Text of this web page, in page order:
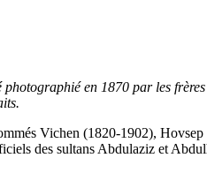
en 1870 par les
Vichen (1820-1902),
des sultans Abdulaziz et